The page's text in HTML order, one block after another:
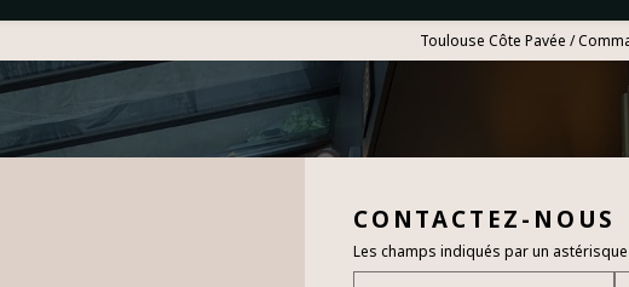
Toulouse Côte Pavée /
CONTACTEZ-NOUS
Les champs indiqués par un